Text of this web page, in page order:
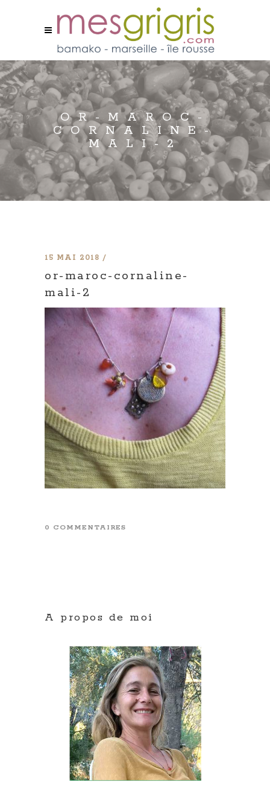
OR-MAROC-
CORNALINE-
MALI-2
15 MAI 2018
or-maroc-cornaline-
mali-2
0 COMMENTAIRES
A propos de moi